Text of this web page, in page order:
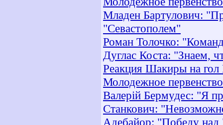
Младен Бартулович:
"Севастополем"
Роман Толочко:
Дуглас Коста: "Знаем,
Реакция Шакиры на
Молодежное
Валерій Бермудес: "Я
Станкович:
Адебайор: "Победу